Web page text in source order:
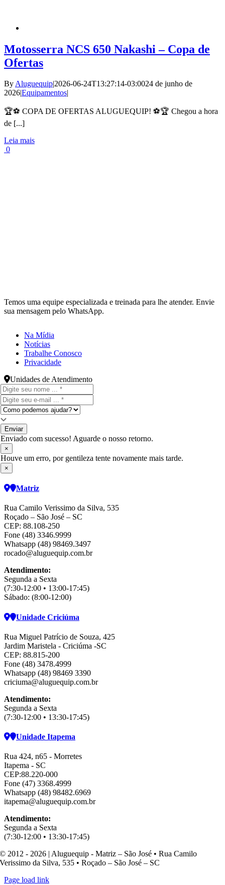
Motosserra NCS 650 Nakashi – Copa de
Ofertas
ByAluguequip|2026-06-24T13:27:14-03:0024 de junho de
2026|Equipamentos|
🏆⚽ COPA DE OFERTAS ALUGUEQUIP! ⚽🏆 Chegou a hora
de [...]
Leia mais
0
Temos uma equipe especializada e treinada para lhe atender. Envie
sua mensagem pelo WhatsApp.
Na Mídia
Notícias
Trabalhe Conosco
Privacidade
Unidades de Atendimento
Enviar
Enviado com sucesso! Aguarde o nosso retorno.
×
Houve um erro, por gentileza tente novamente mais tarde.
×
Matriz
Rua Camilo Verissimo da Silva, 535
Roçado – São José – SC
CEP: 88.108-250
Fone (48) 3346.9999
Whatsapp (48) 98469.3497
rocado@aluguequip.com.br
Atendimento:
Segunda a Sexta
(7:30-12:00 • 13:00-17:45)
Sábado: (8:00-12:00)
Unidade Criciúma
Rua Miguel Patrício de Souza, 425
Jardim Maristela - Criciúma -SC
CEP: 88.815-200
Fone (48) 3478.4999
Whatsapp (48) 98469 3390
criciuma@aluguequip.com.br
Atendimento:
Segunda a Sexta
(7:30-12:00 • 13:30-17:45)
Unidade Itapema
Rua 424, n65 - Morretes
Itapema - SC
CEP:88.220-000
Fone (47) 3368.4999
Whatsapp (48) 98482.6969
itapema@aluguequip.com.br
Atendimento:
Segunda a Sexta
(7:30-12:00 • 13:30-17:45)
© 2012 - 2026 | Aluguequip - Matriz – São José • Rua Camilo
Verissimo da Silva, 535 • Roçado – São José – SC
Page load link